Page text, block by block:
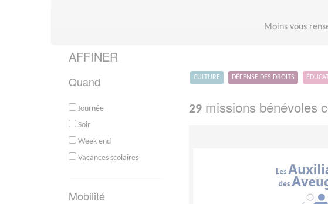
Moins vous
AFFINER
Quand
Journée
Soir
Week-end
Vacances scolaires
Mobilité
CULTURE DÉFENSE DES DROITS
29 missions bénévoles